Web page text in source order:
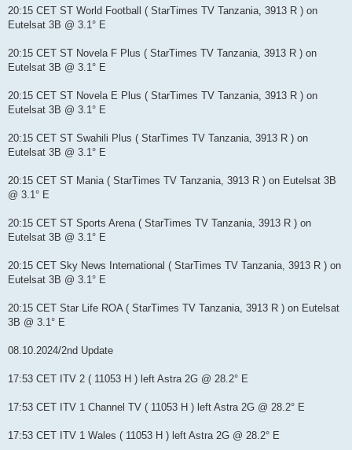
20:15 CET ST World Football ( StarTimes TV Tanzania, 3913 R ) on
Eutelsat 3B @ 3.1° E
20:15 CET ST Novela F Plus ( StarTimes TV Tanzania, 3913 R ) on
Eutelsat 3B @ 3.1° E
20:15 CET ST Novela E Plus ( StarTimes TV Tanzania, 3913 R ) on
Eutelsat 3B @ 3.1° E
20:15 CET ST Swahili Plus ( StarTimes TV Tanzania, 3913 R ) on
Eutelsat 3B @ 3.1° E
20:15 CET ST Mania ( StarTimes TV Tanzania, 3913 R ) on Eutelsat 3B
@ 3.1° E
20:15 CET ST Sports Arena ( StarTimes TV Tanzania, 3913 R ) on
Eutelsat 3B @ 3.1° E
20:15 CET Sky News International ( StarTimes TV Tanzania, 3913 R ) on
Eutelsat 3B @ 3.1° E
20:15 CET Star Life ROA ( StarTimes TV Tanzania, 3913 R ) on Eutelsat
3B @ 3.1° E
08.10.2024/2nd Update
17:53 CET ITV 2 ( 11053 H ) left Astra 2G @ 28.2° E
17:53 CET ITV 1 Channel TV ( 11053 H ) left Astra 2G @ 28.2° E
17:53 CET ITV 1 Wales ( 11053 H ) left Astra 2G @ 28.2° E